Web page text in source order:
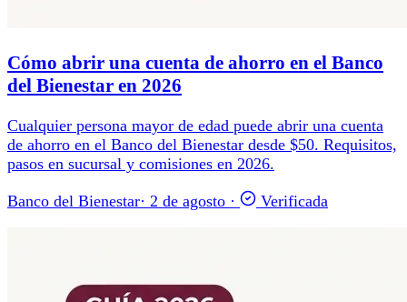
Cómo abrir una cuenta de ahorro en el Banco
del Bienestar en 2026
Cualquier persona mayor de edad puede abrir una cuenta
de ahorro en el Banco del Bienestar desde $50. Requisitos,
pasos en sucursal y comisiones en 2026.
Banco del Bienestar· 2 de agosto · Verificada